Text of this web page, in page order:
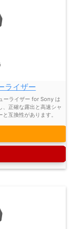
ライザー
ーライザー for Sony は
正確な露出と高速シャ
互換性があります。